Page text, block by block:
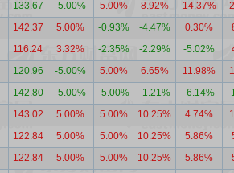
133.67 -5.00% 5.00% 8.92% 14.37%
142.37 5.00% -0.93% -4.47% 0.30%
116.24 3.32% -2.35% -2.29% -5.02%
120.96 -5.00% 5.00% 6.65% 11.98%
142.80 -5.00% -5.00% -1.21% -6.14%
-
143.02 5.00% 5.00% 10.25% 4.74%
122.84 5.00% 5.00% 10.25% 5.86%
122.84 5.00% 5.00% 10.25% 5.86%